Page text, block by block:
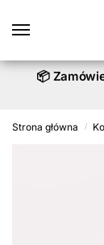
📦
Strona główna /